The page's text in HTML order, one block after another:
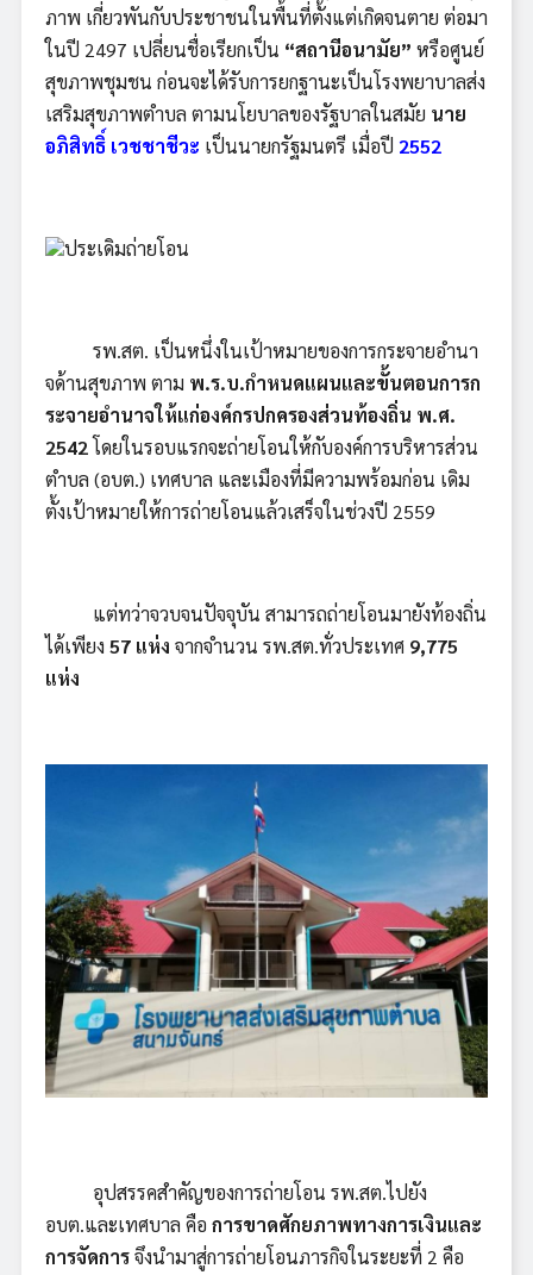
ภาพ เกี่ยวพันกับประชาชนในพื้นที่ตั้งแต่เกิดจนตาย ต่อมา
ในปี 2497 เปลี่ยนชื่อเรียกเป็น “สถานีอนามัย” หรือศูนย์
สุขภาพชุมชน ก่อนจะได้รับการยกฐานะเป็นโรงพยาบาลส่ง
เสริมสุขภาพตำบล ตามนโยบาลของรัฐบาลในสมัย นาย
อภิสิทธิ์ เวชชาชีวะ เป็นนายกรัฐมนตรี เมื่อปี 2552
รพ.สต. เป็นหนึ่งในเป้าหมายของการกระจายอำนา
จด้านสุขภาพ ตาม พ.ร.บ.กำหนดแผนและขั้นตอนการก
ระจายอำนาจให้แก่องค์กรปกครองส่วนท้องถิ่น พ.ศ.
2542โดยในรอบแรกจะถ่ายโอนให้กับองค์การบริหารส่วน
ตำบล (อบต.) เทศบาล และเมืองที่มีความพร้อมก่อน เดิม
ตั้งเป้าหมายให้การถ่ายโอนแล้วเสร็จในช่วงปี 2559
แต่ทว่าจวบจนปัจจุบัน สามารถถ่ายโอนมายังท้องถิ่น
ได้เพียง 57 แห่ง จากจำนวน รพ.สต.ทั่วประเทศ 9,775
แห่ง
อุปสรรคสำคัญของการถ่ายโอน รพ.สต.ไปยัง
อบต.และเทศบาล คือ การขาดศักยภาพทางการเงินและ
การจัดการจึงนำมาสู่การถ่ายโอนภารกิจในระยะที่ 2 คือ